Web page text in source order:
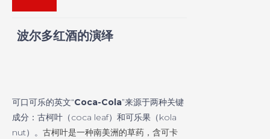
波尔多红酒的演绎
可口可乐的英文“Coca-Cola”来源于两种关键
成分：古柯叶（coca leaf）和可乐果（kola
nut）。 古柯叶是一种南美洲的草药，含可卡